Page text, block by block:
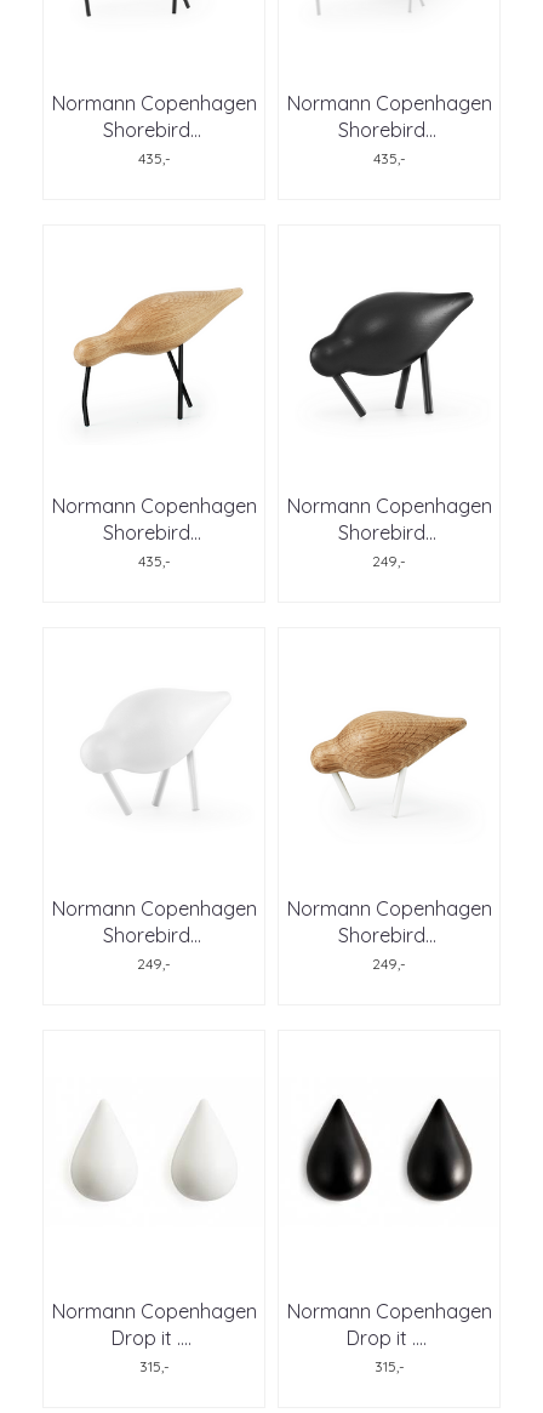
Normann Copenhagen
Shorebird...
435,-
Normann Copenhagen
Shorebird...
435,-
Normann Copenhagen
Shorebird...
435,-
Normann Copenhagen
Shorebird...
249,-
Normann Copenhagen
Shorebird...
249,-
Normann Copenhagen
Shorebird...
249,-
Normann Copenhagen
Drop it ....
315,-
Normann Copenhagen
Drop it ....
315,-